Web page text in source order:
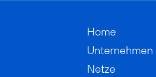
Home
Unternehmen
Netze